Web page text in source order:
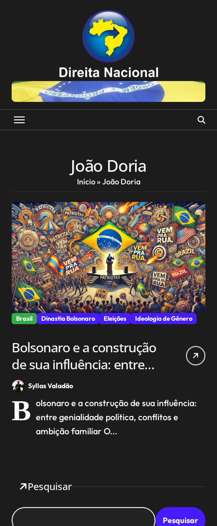
João Doria
Início» João Doria
Brasil Dinastia Bolsonaro Eleições Ideologia de Gênero
Bolsonaro e a construção
de sua influência: entre
genialidade política,
conflitos e ambição
familiar
Syllas Valadão
B olsonaro e a construção de sua influência:
entre genialidade política, conflitos e
ambição familiar O...
Pesquisar
Pesquisar